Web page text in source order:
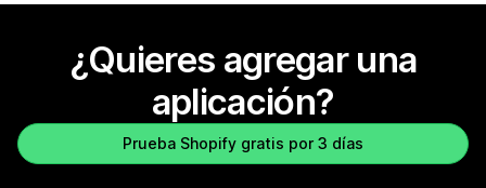
¿Quieres agregar una
aplicación?
Prueba Shopify gratis por 3 días